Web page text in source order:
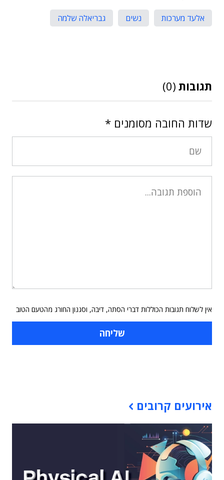
אלעד מערכות נשים גבריאלה שלמה
תגובות (0)
שדות החובה מסומנים *
אין לשלוח תגובות הכוללות דברי הסתה, דיבה, וסגנון החורג מהטעם הטוב
אירועים קרובים